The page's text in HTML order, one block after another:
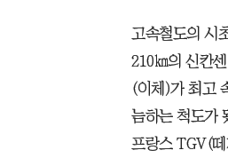
고속철도의 시
210㎞의 신칸
(이체)가 최고
늠하는 척도가
프랑스 TGV(